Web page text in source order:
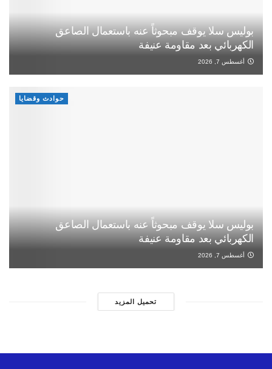
بوليس سلا يوقف مبحوثاً عنه باستعمال الصاعق
الكهربائي بعد مقاومة عنيفة
أغسطس 7, 2026
حوادث وقضايا
بوليس سلا يوقف مبحوثاً عنه باستعمال الصاعق
الكهربائي بعد مقاومة عنيفة
أغسطس 7, 2026
تحميل المزيد